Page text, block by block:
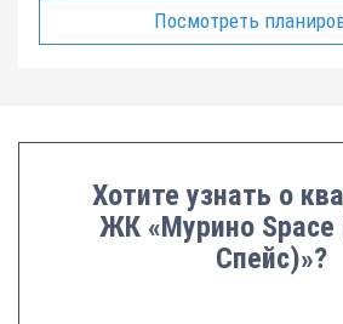
Посмотреть
Хотите узнать о
ЖК «Мурино Space
Спейс)»?